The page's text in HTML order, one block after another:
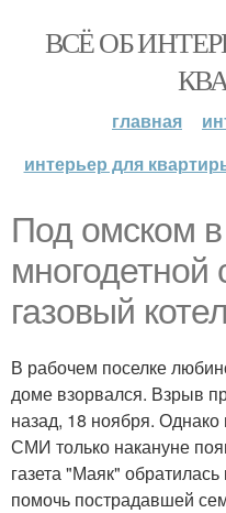
ВСЁ ОБ
главная
интерьер для
Под омском
многодетной
газовый
В рабочем поселке
доме взорвался. Взрыв
назад, 18 ноября.
СМИ только накануне
газета "Маяк"
помочь пострадавшей